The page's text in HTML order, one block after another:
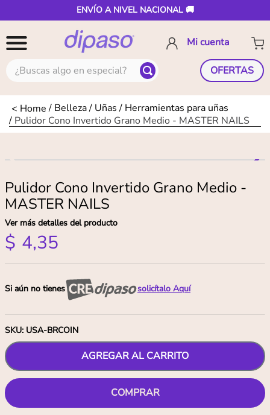
ENVÍO A NIVEL NACIONAL 🚚
¿Buscas algo en especial? OFERTAS
Belleza Uñas
Herramientas para uñas
Pulidor Cono Invertido Grano Medio - MASTER NAILS
Pulidor Cono Invertido Grano Medio -
MASTER NAILS
Ver más detalles del producto
$ 4,35
Si aún no tienes solicítalo Aquí
SKU: USA-BRCOIN
AGREGAR AL CARRITO
COMPRAR